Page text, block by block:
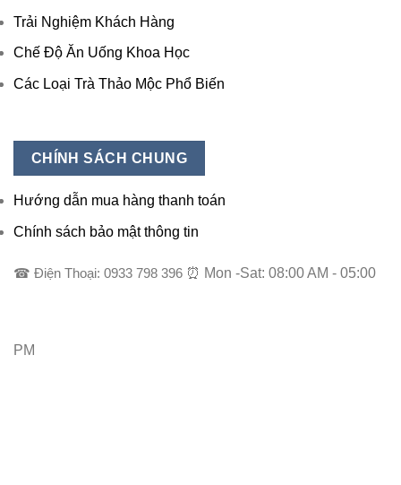
Trải Nghiệm Khách Hàng
Chế Độ Ăn Uống Khoa Học
Các Loại Trà Thảo Mộc Phổ Biến
CHÍNH SÁCH CHUNG
Hướng dẫn mua hàng thanh toán
Chính sách bảo mật thông tin
☎ Điện Thoại: 0933 798 396 ⏰ Mon -Sat: 08:00 AM - 05:00
PM